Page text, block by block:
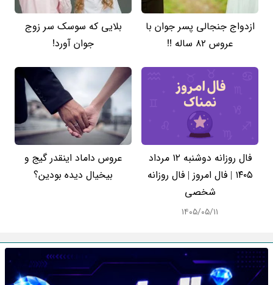
ازدواج جنجالی پسر جوان با
عروس 82 ساله !!
بلایی که سوسک سر زوج
جوان آورد!
فال روزانه دوشنبه ۱۲ مرداد
۱۴۰۵ | فال امروز | فال روزانه
شخصی
۱۴۰۵/۰۵/۱۱
عروس داماد اینقدر گیج و
بیخیال دیده بودین؟